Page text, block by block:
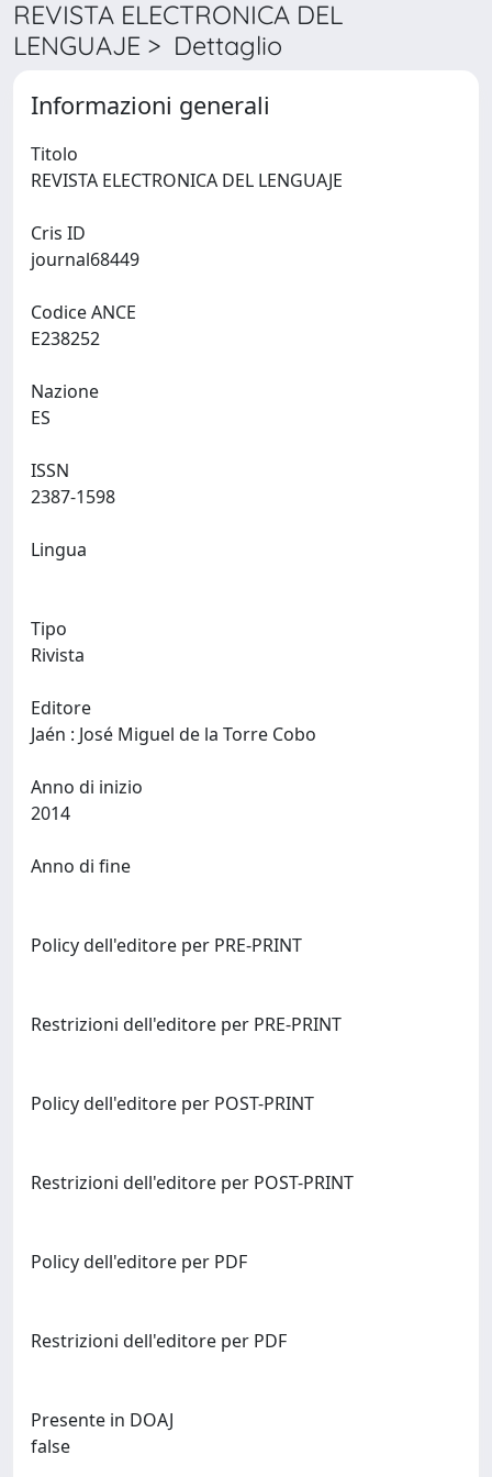
REVISTA ELECTRONICA DEL
LENGUAJE > Dettaglio
Informazioni generali
Titolo
Cris ID
Codice ANCE
Nazione
ISSN
Lingua
Tipo
Rivista
Editore
Anno di inizio
Anno di fine
Policy dell'editore per PRE-PRINT
Restrizioni dell'editore per PRE-PRINT
Policy dell'editore per POST-PRINT
Restrizioni dell'editore per POST-PRINT
Policy dell'editore per PDF
Restrizioni dell'editore per PDF
Presente in DOAJ